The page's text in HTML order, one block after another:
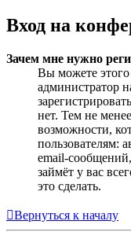
Вход на
Зачем мне нужно
Вы можете этого
администратор
нет. Тем не
возможности,
пользователям:
email-
займёт у вас
это сделать.
Вернуться к началу